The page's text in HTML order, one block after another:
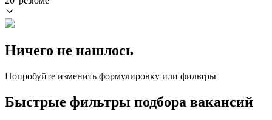
Ничего не нашлось
Попробуйте изменить формулировку или фильтры
Быстрые фильтры подбора вакансий